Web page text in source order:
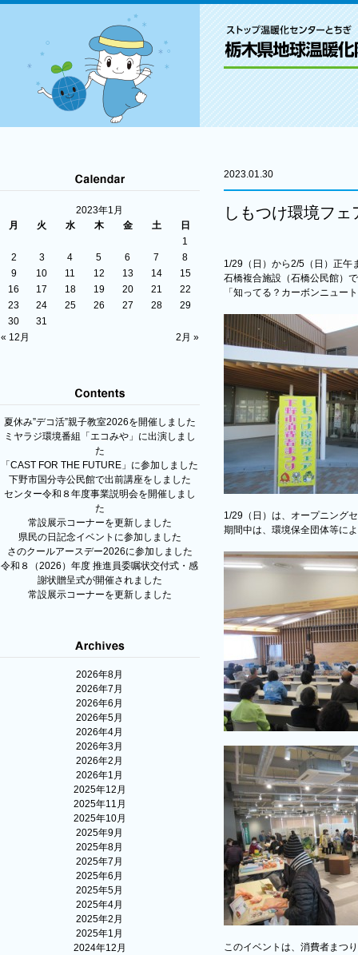
2023年1月
月
火 水 木 金 土 日
« 12月 2月 »
1
2
3 4 5 6 7
8
9
10 11 12 13 14
15
16
17 18 19 20 21
22
23
24 25 26 27 28
29
30
31
夏休み”デコ活”親子教室2026を開催しました
ミヤラジ環境番組「エコみや」に出演しまし
た
「CAST FOR THE FUTURE」に参加しました
下野市国分寺公民館で出前講座をしました
センター令和８年度事業説明会を開催しまし
た
常設展示コーナーを更新しました
県民の日記念イベントに参加しました
さのクールアースデー2026に参加しました
令和８（2026）年度 推進員委嘱状交付式・感
謝状贈呈式が開催されました
常設展示コーナーを更新しました
2026年8月
2026年7月
2026年6月
2026年5月
2026年4月
2026年3月
2026年2月
2026年1月
2025年12月
2025年11月
2025年10月
2025年9月
2025年8月
2025年7月
2025年6月
2025年5月
2025年4月
2025年2月
2025年1月
2024年12月
2023.01.30
しもつけ環境フェ
1/29（日）から2/5（日）正午
石橋複合施設（石橋公民館）
「知ってる？カーボンニュー
1/29（日）は、オープニング
期間中は、環境保全団体等に
このイベントは、消費者まつ